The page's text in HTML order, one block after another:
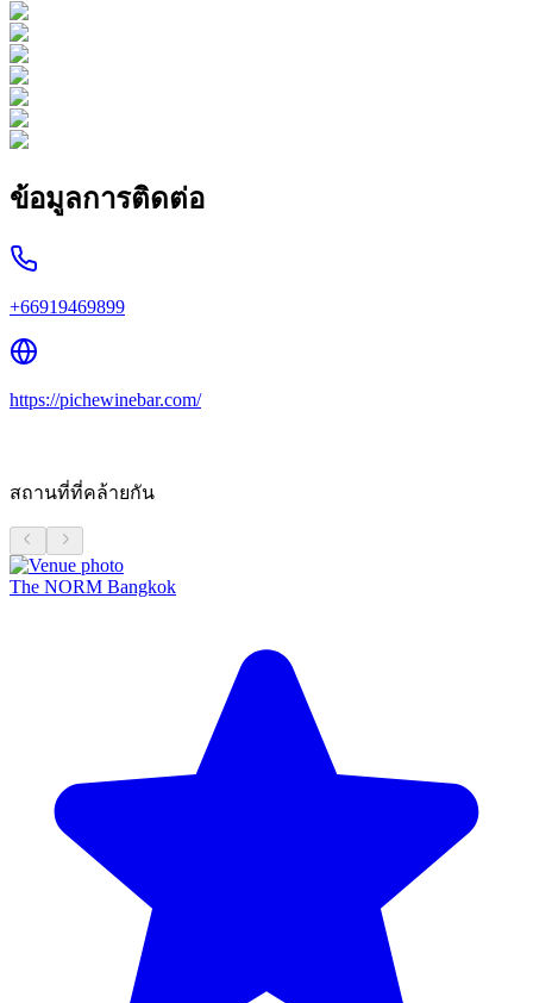
ข้อมูลการติดต่อ
+66919469899
https://pichewinebar.com/
สถานที่ที่คล้ายกัน
The NORM Bangkok